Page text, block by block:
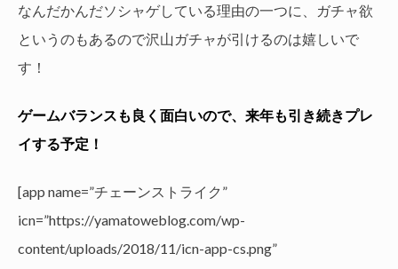
なんだかんだソシャゲしている理由の一つに、ガチャ欲
というのもあるので沢山ガチャが引けるのは嬉しいで
す！
ゲームバランスも良く面白いので、来年も引き続きプレ
イする予定！
[app name=”チェーンストライク”
icn=”https://yamatoweblog.com/wp-
content/uploads/2018/11/icn-app-cs.png”